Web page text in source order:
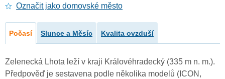
Označit jako domovské město
Počasí Slunce a Měsíc Kvalita ovzduší
Zelenecká Lhota leží v kraji Královéhradecký (335 m n. m.).
Předpověď je sestavena podle několika modelů (ICON,